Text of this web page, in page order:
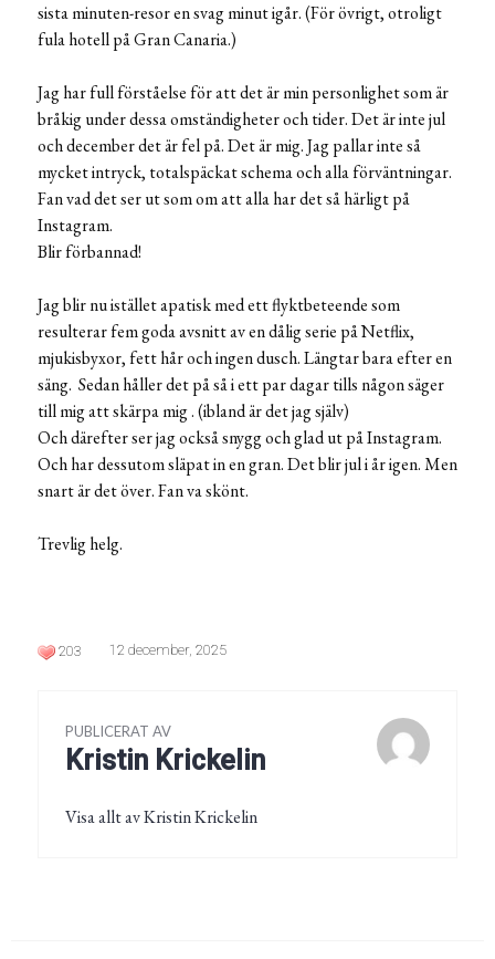
sista minuten-resor en svag minut igår. (För övrigt, otroligt
fula hotell på Gran Canaria.)
Jag har full förståelse för att det är min personlighet som är
bråkig under dessa omständigheter och tider. Det är inte jul
och december det är fel på. Det är mig. Jag pallar inte så
mycket intryck, totalspäckat schema och alla förväntningar.
Fan vad det ser ut som om att alla har det så härligt på
Instagram.
Blir förbannad!
Jag blir nu istället apatisk med ett flyktbeteende som
resulterar fem goda avsnitt av en dålig serie på Netflix,
mjukisbyxor, fett hår och ingen dusch. Längtar bara efter en
säng. Sedan håller det på så i ett par dagar tills någon säger
till mig att skärpa mig . (ibland är det jag själv)
Och därefter ser jag också snygg och glad ut på Instagram.
Och har dessutom släpat in en gran. Det blir jul i år igen. Men
snart är det över. Fan va skönt.
Trevlig helg.
203 12 december, 2025
PUBLICERAT AV
Kristin Krickelin
Visa allt av Kristin Krickelin